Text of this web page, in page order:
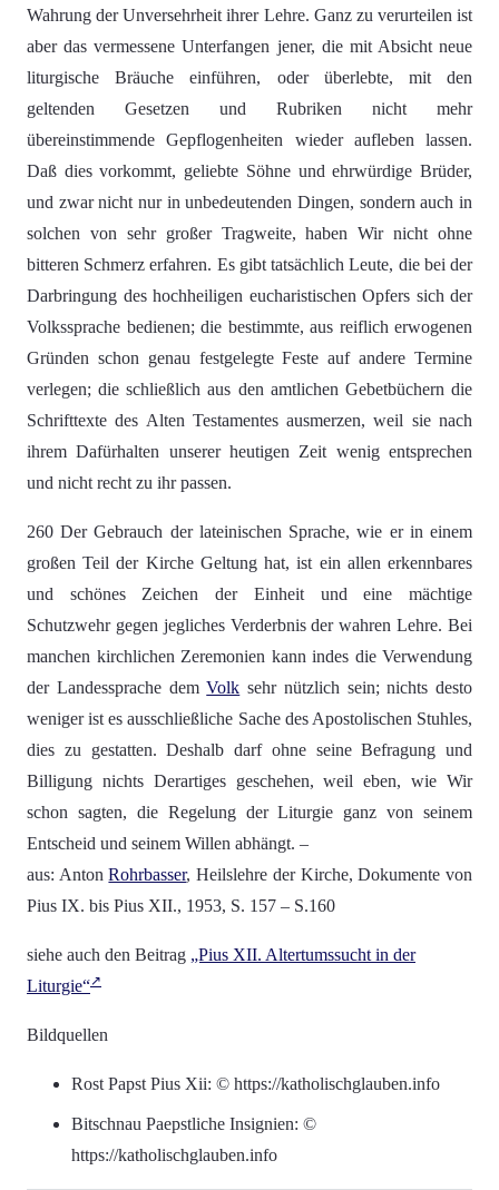
Wahrung der Unversehrheit ihrer Lehre. Ganz zu verurteilen ist
aber das vermessene Unterfangen jener, die mit Absicht neue
liturgische Bräuche einführen, oder überlebte, mit den
geltenden Gesetzen und Rubriken nicht mehr
übereinstimmende Gepflogenheiten wieder aufleben lassen.
Daß dies vorkommt, geliebte Söhne und ehrwürdige Brüder,
und zwar nicht nur in unbedeutenden Dingen, sondern auch in
solchen von sehr großer Tragweite, haben Wir nicht ohne
bitteren Schmerz erfahren. Es gibt tatsächlich Leute, die bei der
Darbringung des hochheiligen eucharistischen Opfers sich der
Volkssprache bedienen; die bestimmte, aus reiflich erwogenen
Gründen schon genau festgelegte Feste auf andere Termine
verlegen; die schließlich aus den amtlichen Gebetbüchern die
Schrifttexte des Alten Testamentes ausmerzen, weil sie nach
ihrem Dafürhalten unserer heutigen Zeit wenig entsprechen
und nicht recht zu ihr passen.
260 Der Gebrauch der lateinischen Sprache, wie er in einem
großen Teil der Kirche Geltung hat, ist ein allen erkennbares
und schönes Zeichen der Einheit und eine mächtige
Schutzwehr gegen jegliches Verderbnis der wahren Lehre. Bei
manchen kirchlichen Zeremonien kann indes die Verwendung
der Landessprache demVolk sehr nützlich sein; nichts desto
weniger ist es ausschließliche Sache des Apostolischen Stuhles,
dies zu gestatten. Deshalb darf ohne seine Befragung und
Billigung nichts Derartiges geschehen, weil eben, wie Wir
schon sagten, die Regelung der Liturgie ganz von seinem
Entscheid und seinem Willen abhängt. –
aus: AntonRohrbasser, Heilslehre der Kirche, Dokumente von
Pius IX. bis Pius XII., 1953, S. 157 – S.160
siehe auch den Beitrag „Pius XII. Altertumssucht in der
Liturgie“
Bildquellen
Rost Papst Pius Xii: © https://katholischglauben.info
Bitschnau Paepstliche Insignien: ©
https://katholischglauben.info